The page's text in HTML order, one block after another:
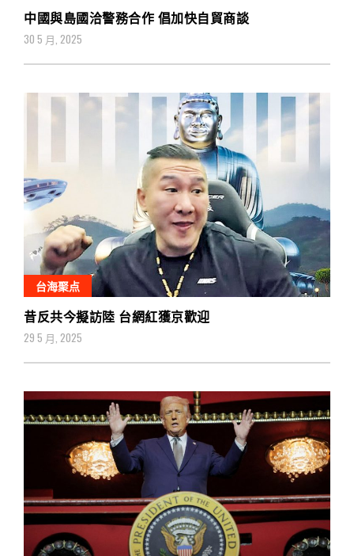
中國與島國洽警務合作 倡加快自貿商談
30 5 月, 2025
台海聚点
昔反共今擬訪陸 台網紅獲京歡迎
29 5 月, 2025